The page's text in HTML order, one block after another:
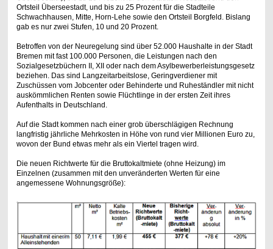
Ortsteil Überseestadt, und bis zu 25 Prozent für die Stadteile
Schwachhausen, Mitte, Horn-Lehe sowie den Ortsteil Borgfeld. Bislang
gab es nur zwei Stufen, 10 und 20 Prozent.
Betroffen von der Neuregelung sind über 52.000 Haushalte in der Stadt
Bremen mit fast 100.000 Personen, die Leistungen nach den
Sozialgesetzbüchern II, XII oder nach dem Asylbewerberleistungsgesetz
beziehen. Das sind Langzeitarbeitslose, Geringverdiener mit
Zuschüssen vom Jobcenter oder Behinderte und Ruheständler mit nicht
auskömmlichen Renten sowie Flüchtlinge in der ersten Zeit ihres
Aufenthalts in Deutschland.
Auf die Stadt kommen nach einer grob überschlägigen Rechnung
langfristig jährliche Mehrkosten in Höhe von rund vier Millionen Euro zu,
wovon der Bund etwas mehr als ein Viertel tragen wird.
Die neuen Richtwerte für die Bruttokaltmiete (ohne Heizung) im
Einzelnen (zusammen mit den unveränderten Werten für eine
angemessene Wohnungsgröße):